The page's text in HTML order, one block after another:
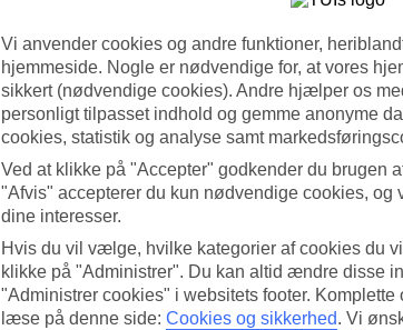
Vi anvender cookies og andre funktioner,
hjemmeside. Nogle er nødvendige for, at vores
sikkert (nødvendige cookies). Andre hjælper os
personligt tilpasset indhold og gemme anonyme
cookies, statistik og analyse samt
Ved at klikke på "Accepter" godkender du brugen
"Afvis" accepterer du kun nødvendige cookies, og
dine interesser.
Hvis du vil vælge, hvilke kategorier af cookies du
klikke på "Administrer". Du kan altid ændre disse
"Administrer cookies" i websitets footer.
læse på denne side: Cookies og sikkerhed. Vi